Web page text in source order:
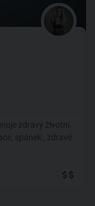
zdravý životní
spánek , zdravé